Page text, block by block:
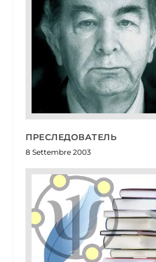
ПРЕСЛЕДОВАТЕЛЬ
8 Settembre 2003